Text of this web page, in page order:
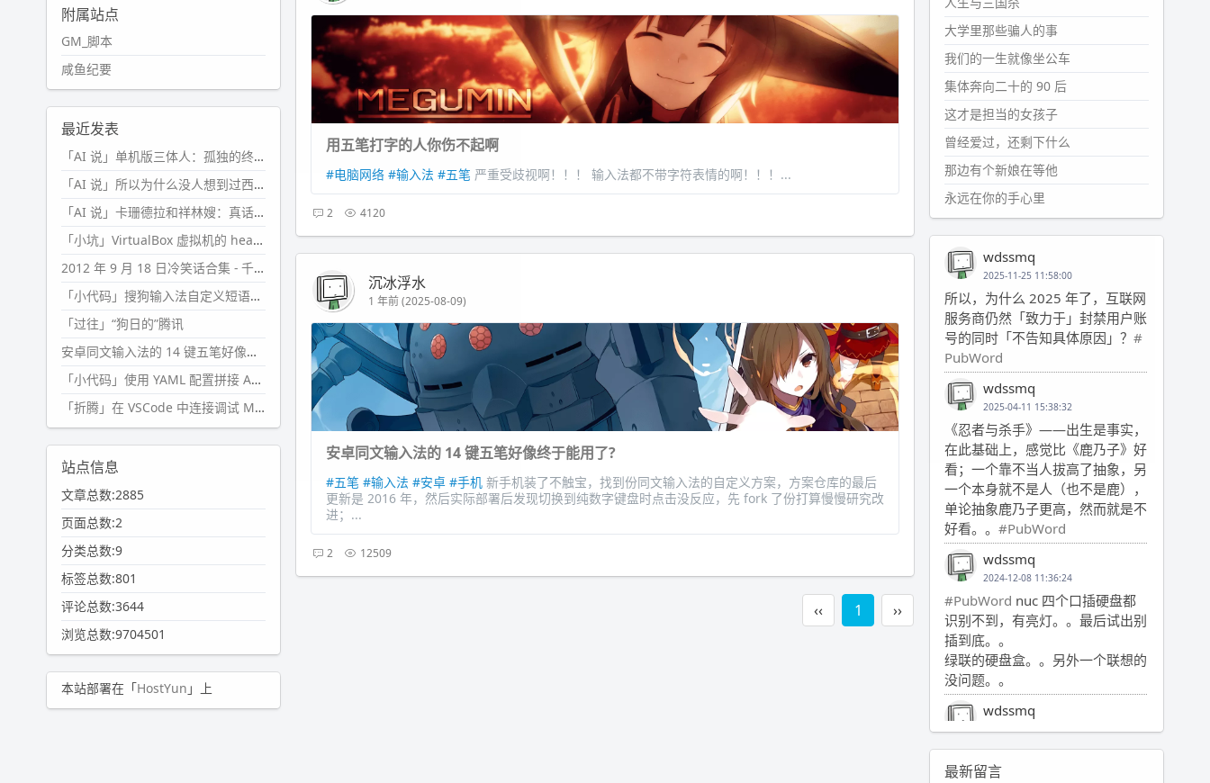
用五笔打字的人你伤不起啊
#电脑网络 #输入法 #五笔 严重受歧视啊！！！ 输入法都不带字符表情的啊！！！...
2 4120
沉冰浮水
1 年前 (2025-08-09)
安卓同文输入法的 14 键五笔好像终于能用了?
#五笔 #输入法 #安卓 #手机 新手机装了不触宝，找到份同文输入法的自定义方案，方案仓库的最后
更新是 2016 年，然后实际部署后发现切换到纯数字键盘时点击没反应，先 fork 了份打算慢慢研究改
进；...
2 12509
‹‹ 1 ››
附属站点
GM_脚本
咸鱼纪要
最近发表
「AI 说」单机版三体人：孤独的终极形态
「AI 说」所以为什么没人想到过西西弗斯的膝盖状态？
「AI 说」卡珊德拉和祥林嫂：真话者的悲剧
「小坑」VirtualBox 虚拟机的 headless 启动方式
2012 年 9 月 18 日冷笑话合集 - 千万别惹女人
「小代码」搜狗输入法自定义短语分片管理「Python」
「过往」“狗日的”腾讯
安卓同文输入法的 14 键五笔好像终于能用了?
「小代码」使用 YAML 配置拼接 AI 提示词，随机及条件语句
「折腾」在 VSCode 中连接调试 Microsoft Edge
站点信息
文章总数:2885
页面总数:2
分类总数:9
标签总数:801
评论总数:3644
浏览总数:9704501
本站部署在「HostYun 」上
大学里那些骗人的事
我们的一生就像坐公车
集体奔向二十的 90 后
这才是担当的女孩子
曾经爱过，还剩下什么
那边有个新娘在等他
永远在你的手心里
wdssmq
2025-11-25 11:58:00
所以，为什么 2025 年了，互联网
服务商仍然「致力于」封禁用户账
号的同时「不告知具体原因」？ #
PubWord
wdssmq
2025-04-11 15:38:32
《忍者与杀手》——出生是事实，
在此基础上，感觉比《鹿乃子》好
看；一个靠不当人拔高了抽象，另
一个本身就不是人（也不是鹿），
单论抽象鹿乃子更高，然而就是不
好看。。 #PubWord
wdssmq
2024-12-08 11:36:24
#PubWord nuc 四个口插硬盘都
识别不到，有亮灯。。最后试出别
插到底。。
绿联的硬盘盒。。另外一个联想的
没问题。。
wdssmq
2024-11-19 17:31:51
#PubWord近期观影记录：超级
马里奥，死侍与金刚狼。。
最新留言